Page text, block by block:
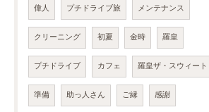
偉人 プチドライブ旅 メンテナンス
クリーニング 初夏 金時 羅皇
プチドライブ カフェ 羅皇ザ・スウィート
準備 助っ人さん ご縁 感謝